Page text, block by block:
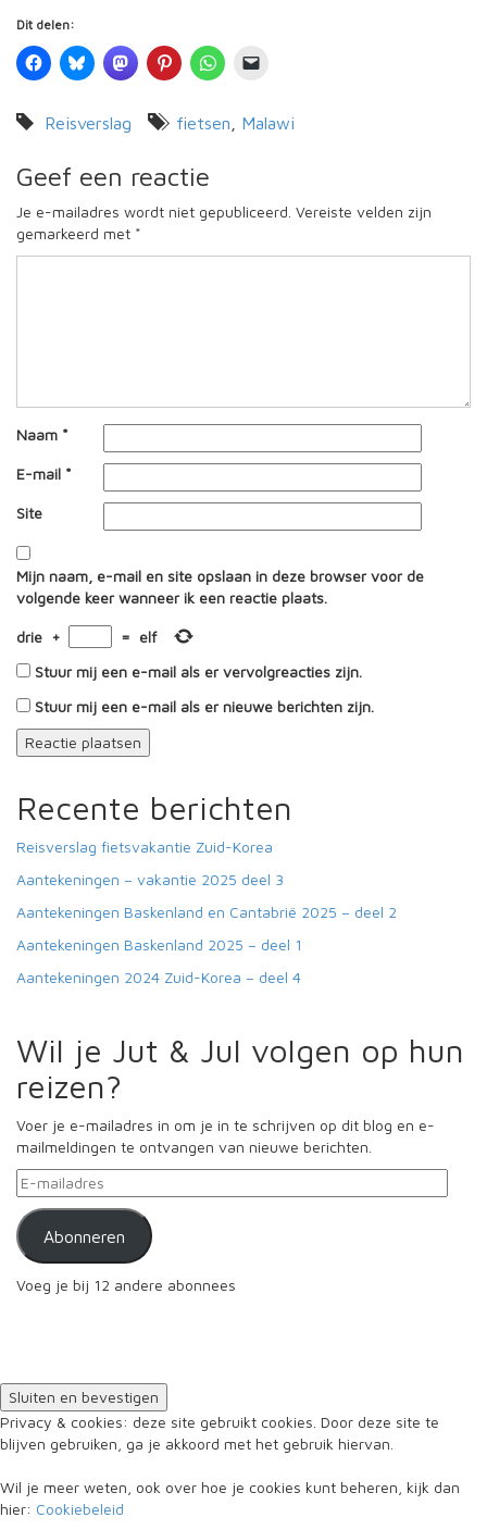
Dit delen:
Reisverslag fietsen Malawi
Geef een reactie
Je e-mailadres wordt niet gepubliceerd. Vereiste velden zijn
gemarkeerd met *
Naam *
E-mail *
Site
Mijn naam, e-mail en site opslaan in deze browser voor de
volgende keer wanneer ik een reactie plaats.
drie + = elf
Stuur mij een e-mail als er vervolgreacties zijn.
Stuur mij een e-mail als er nieuwe berichten zijn.
Recente berichten
Reisverslag fietsvakantie Zuid-Korea
Aantekeningen – vakantie 2025 deel 3
Aantekeningen Baskenland en Cantabrië 2025 – deel 2
Aantekeningen Baskenland 2025 – deel 1
Aantekeningen 2024 Zuid-Korea – deel 4
Wil je Jut & Jul volgen op hun
reizen?
Voer je e-mailadres in om je in te schrijven op dit blog en e-
mailmeldingen te ontvangen van nieuwe berichten.
E-
mailadres
Abonneren
Voeg je bij 12 andere abonnees
Privacy & cookies: deze site gebruikt cookies. Door deze site te
blijven gebruiken, ga je akkoord met het gebruik hiervan.
Wil je meer weten, ook over hoe je cookies kunt beheren, kijk dan
hier: Cookiebeleid